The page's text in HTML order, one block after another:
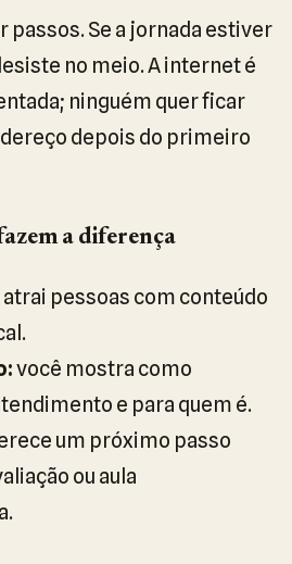
passos. Se a jornada estiver
no meio. A internet é
ninguém quer ficar
depois do primeiro
a diferença
pessoas com conteúdo
você mostra como
e para quem é.
um próximo passo
ou aula